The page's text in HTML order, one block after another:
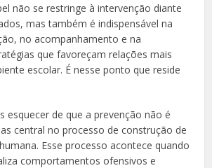
não se restringe à intervenção diante
mas também é indispensável na
no acompanhamento e na
que favoreçam relações mais
escolar. É nesse ponto que reside
esquecer de que a prevenção não é
central no processo de construção de
Esse processo acontece quando
comportamentos ofensivos e